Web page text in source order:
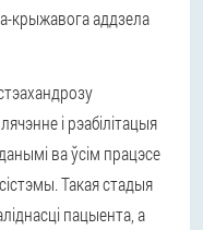
крыжавога аддзела
і рэабілітацыя
ва ўсім працэсе
Такая стадыя
пацыента, а